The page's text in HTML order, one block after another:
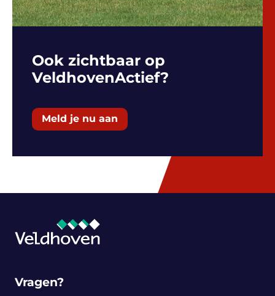
Ook zichtbaar op
VeldhovenActief?
Meld je nu aan
Vragen?